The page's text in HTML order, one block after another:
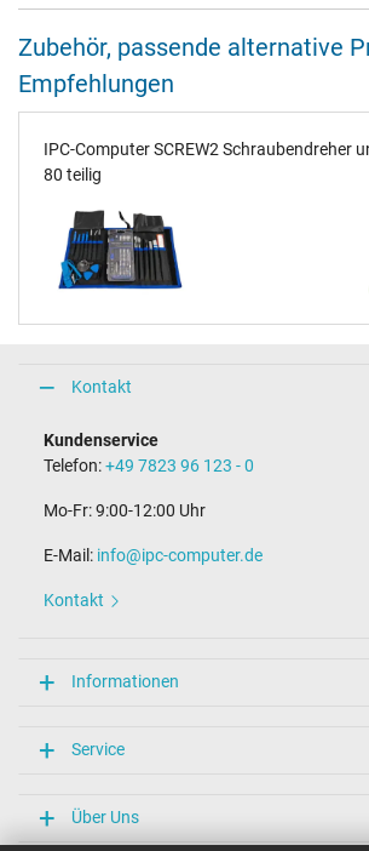
Zubehör, passende alternative
Empfehlungen
IPC-Computer SCREW2 Schraubendreher
80 teilig
Kontakt
Kundenservice
Telefon:+49 7823 96 123 - 0
Mo-Fr: 9:00-12:00 Uhr
E-Mail: info@ipc-computer.de
Kontakt
Informationen
Service
Über Uns